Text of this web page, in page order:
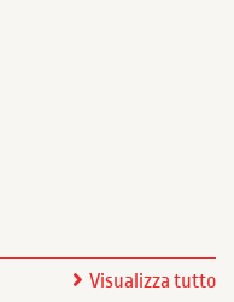
Visualizza tutto